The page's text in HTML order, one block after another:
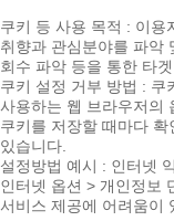
쿠키 등 사용 목적 : 이용
취향과 관심분야를 파악
회수 파악 등을 통한 타
쿠키 설정 거부 방법 : 쿠
사용하는 웹 브라우저의
쿠키를 저장할 때마다
있습니다.
설정방법 예시 : 인터넷
인터넷 옵션 > 개인정보
서비스 제공에 어려움이